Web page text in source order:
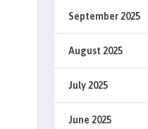
September 2025
August 2025
July 2025
June 2025